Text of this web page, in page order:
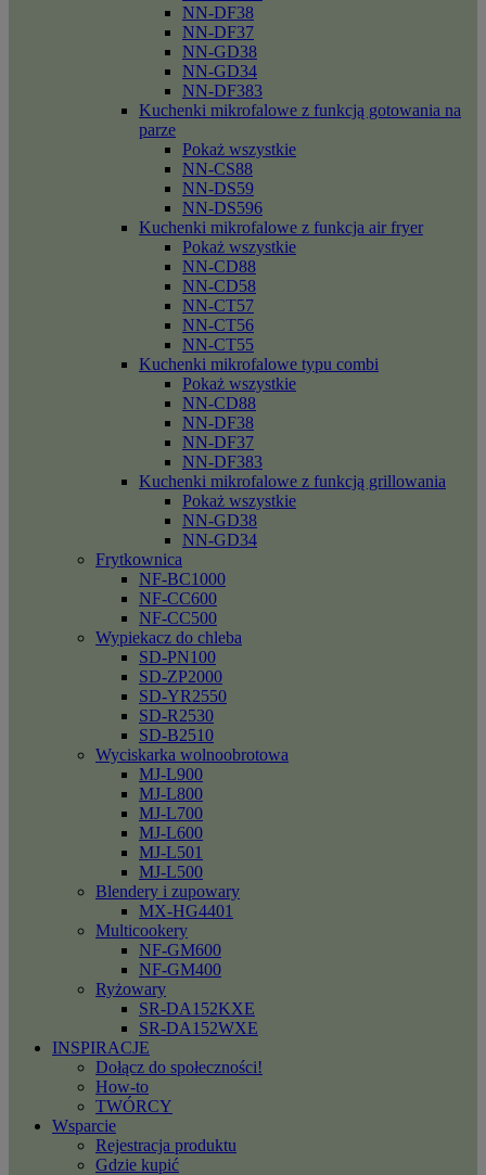
NN-DF38
NN-DF37
NN-GD38
NN-GD34
NN-DF383
Kuchenki mikrofalowe z funkcją gotowania na
parze
Pokaż wszystkie
NN-CS88
NN-DS59
NN-DS596
Kuchenki mikrofalowe z funkcja air fryer
Pokaż wszystkie
NN-CD88
NN-CD58
NN-CT57
NN-CT56
NN-CT55
Kuchenki mikrofalowe typu combi
Pokaż wszystkie
NN-CD88
NN-DF38
NN-DF37
NN-DF383
Kuchenki mikrofalowe z funkcją grillowania
Pokaż wszystkie
NN-GD38
NN-GD34
Frytkownica
NF-BC1000
NF-CC600
NF-CC500
Wypiekacz do chleba
SD-PN100
SD-ZP2000
SD-YR2550
SD-R2530
SD-B2510
Wyciskarka wolnoobrotowa
MJ-L900
MJ-L800
MJ-L700
MJ-L600
MJ-L501
MJ-L500
Blendery i zupowary
MX-HG4401
Multicookery
NF-GM600
NF-GM400
Ryżowary
SR-DA152KXE
SR-DA152WXE
INSPIRACJE
Dołącz do społeczności!
How-to
TWÓRCY
Wsparcie
Rejestracja produktu
Gdzie kupić